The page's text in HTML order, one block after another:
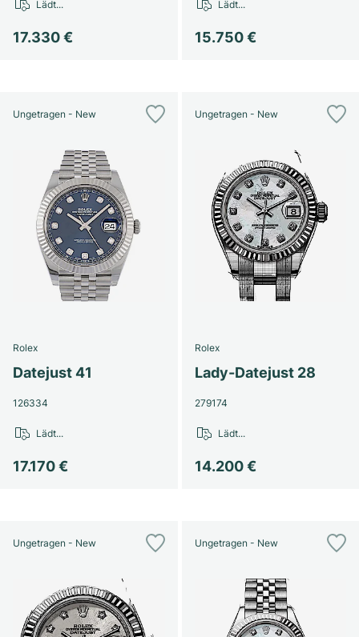
17.330 €
Lädt...
15.750 €
Lädt...
Ungetragen - New
Rolex
Datejust 41
126334
17.170 €
Lädt...
Ungetragen - New
Rolex
Lady-Datejust 28
279174
14.200 €
Lädt...
Ungetragen - New Ungetragen - New